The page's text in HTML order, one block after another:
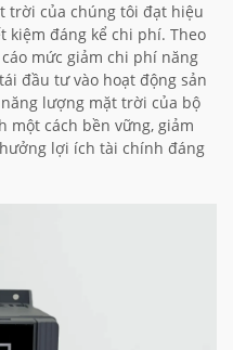
trời của chúng tôi đạt hiệu
kiệm đáng kể chi phí. Theo
mức giảm chi phí năng
đầu tư vào hoạt động sản
lượng mặt trời của bộ
một cách bền vững, giảm
lợi ích tài chính đáng